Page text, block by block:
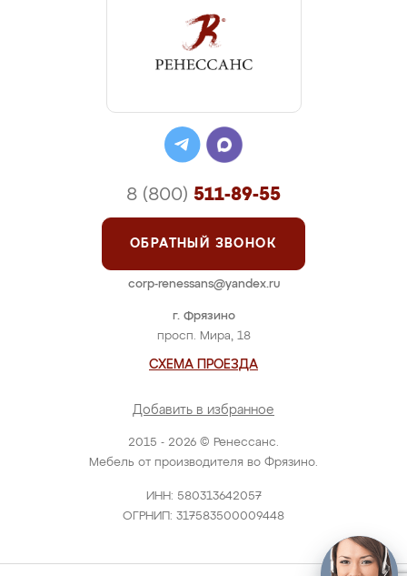
2015 - 2026 © Ренессанс.
Мебель от производителя во Фрязино.
ИНН: 580313642057
ОГРНИП: 317583500009448
г. Фрязино
просп. Мира, 18
СХЕМА ПРОЕЗДА
Добавить в избранное
8 (800) 511-89-55
ОБРАТНЫЙ ЗВОНОК
corp-renessans@yandex.ru